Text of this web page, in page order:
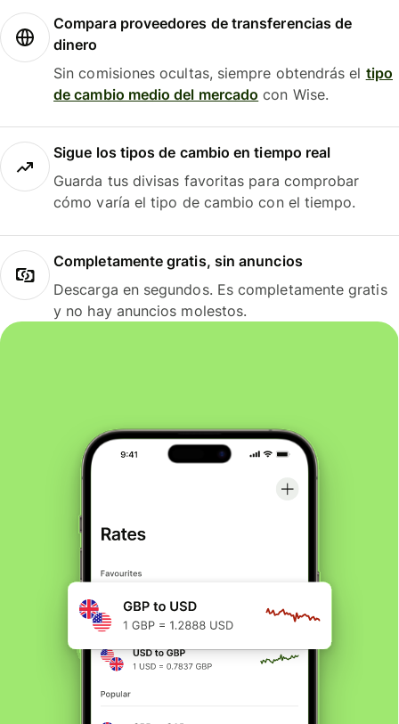
Compara proveedores de transferencias de
dinero
Sin comisiones ocultas, siempre obtendrás el tipo
de cambio medio del mercado con Wise.
Sigue los tipos de cambio en tiempo real
Guarda tus divisas favoritas para comprobar
cómo varía el tipo de cambio con el tiempo.
Completamente gratis, sin anuncios
Descarga en segundos. Es completamente gratis
y no hay anuncios molestos.